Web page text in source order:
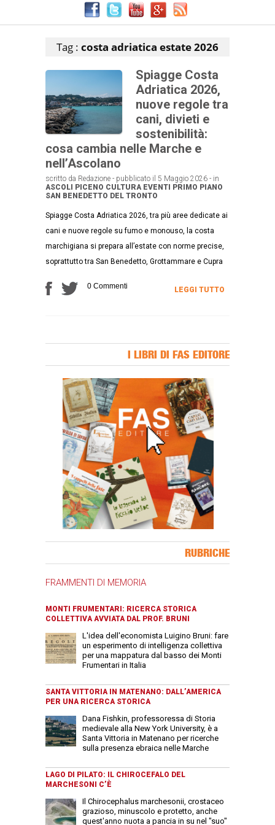
Tag : costa adriatica estate 2026
Spiagge Costa
Adriatica 2026,
nuove regole tra
cani, divieti e
sostenibilità:
cosa cambia nelle Marche e
nell’Ascolano
scritto da Redazione - pubblicato il 5 Maggio 2026 - in
ASCOLI PICENO CULTURA EVENTI PRIMO PIANO
SAN BENEDETTO DEL TRONTO
Spiagge Costa Adriatica 2026, tra più aree dedicate ai
cani e nuove regole su fumo e monouso, la costa
marchigiana si prepara all’estate con norme precise,
soprattutto tra San Benedetto, Grottammare e Cupra
0 Commenti LEGGI TUTTO
I LIBRI DI FAS EDITORE
RUBRICHE
FRAMMENTI DI MEMORIA
MONTI FRUMENTARI: RICERCA STORICA
COLLETTIVA AVVIATA DAL PROF. BRUNI
L'idea dell'economista Luigino Bruni: fare
un esperimento di intelligenza collettiva
per una mappatura dal basso dei Monti
Frumentari in Italia
SANTA VITTORIA IN MATENANO: DALL’AMERICA
PER UNA RICERCA STORICA
Dana Fishkin, professoressa di Storia
medievale alla New York University, è a
Santa Vittoria in Matenano per ricerche
sulla presenza ebraica nelle Marche
LAGO DI PILATO: IL CHIROCEFALO DEL
MARCHESONI C’È
Il Chirocephalus marchesonii, crostaceo
grazioso, minuscolo e protetto, anche
quest'anno nuota a pancia in su nel "suo"